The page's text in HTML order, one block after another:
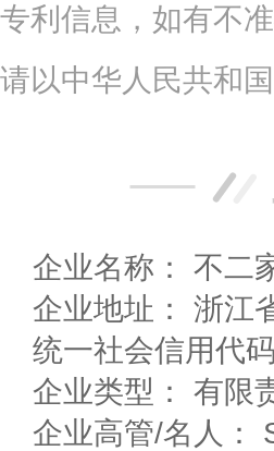
专利信息，如有不
请以中华人民共和
企业名称： 不二
企业地
统一社会信用代
企业类型： 有限
企业高管/名人：